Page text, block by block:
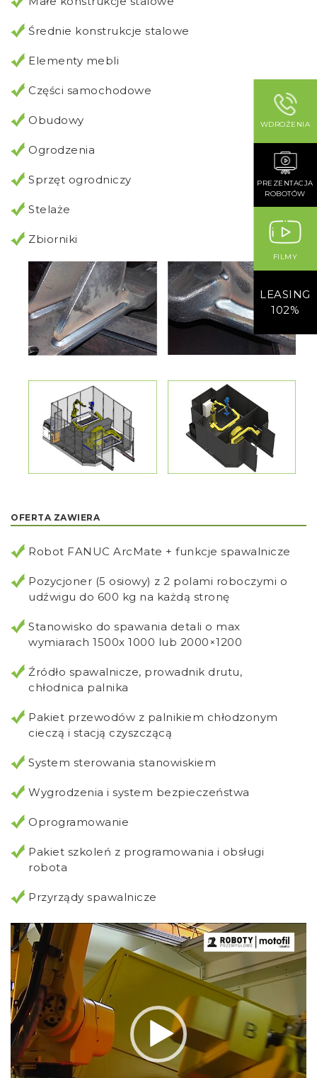
Średnie konstrukcje stalowe
Elementy mebli
Części samochodowe
Obudowy
Ogrodzenia
Sprzęt ogrodniczy
Stelaże
Zbiorniki
OFERTA ZAWIERA
Robot FANUC ArcMate + funkcje spawalnicze
Pozycjoner (5 osiowy) z 2 polami roboczymi o
udźwigu do 600 kg na każdą stronę
Stanowisko do spawania detali o max
wymiarach 1500x 1000 lub 2000×1200
Źródło spawalnicze, prowadnik drutu,
chłodnica palnika
Pakiet przewodów z palnikiem chłodzonym
cieczą i stacją czyszczącą
System sterowania stanowiskiem
Wygrodzenia i system bezpieczeństwa
Oprogramowanie
Pakiet szkoleń z programowania i obsługi
robota
Przyrządy spawalnicze
Odtwarzacz
video
WDROŻENIA
PREZENTACJA
ROBOTÓW
FILMY
LEASING
102%